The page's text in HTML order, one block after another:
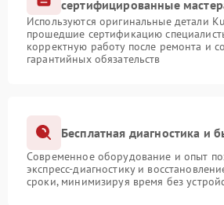
сертифицированные
Используются оригинальные детали
прошедшие сертификацию
корректную работу после ремонта и
гарантийных обязательств
Бесплатная диагностика и
Современное оборудование и опыт
экспресс-диагностику и
сроки, минимизируя время без